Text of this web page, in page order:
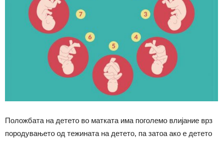
Положбата на детето во матката има поголемо влијание врз
породувањето од тежината на детето, па затоа ако е детето